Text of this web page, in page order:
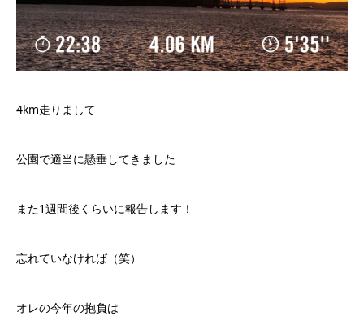
4km走りまして
公園で適当に懸垂してきました
また1週間後くらいに報告します！
忘れていなければ（笑）
オレの今年の抱負は